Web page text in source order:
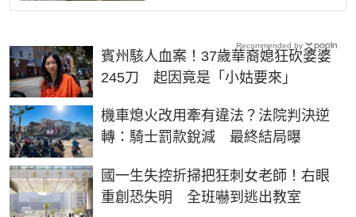
賓州駭人血案！37歲華裔媳狂砍婆婆
245刀 起因竟是「小姑要來」
機車熄火改用牽有違法？法院判決逆
轉：騎士罰款銳減 最終結局曝
國一生失控折掃把狂刺女老師！右眼
重創恐失明 全班嚇到逃出教室
Recommended by